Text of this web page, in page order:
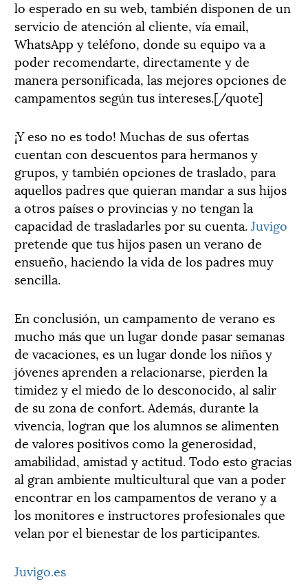
lo esperado en su web, también disponen de un
servicio de atención al cliente, vía email,
WhatsApp y teléfono, donde su equipo va a
poder recomendarte, directamente y de
manera personificada, las mejores opciones de
campamentos según tus intereses.[/quote]
¡Y eso no es todo! Muchas de sus ofertas
cuentan con descuentos para hermanos y
grupos, y también opciones de traslado, para
aquellos padres que quieran mandar a sus hijos
a otros países o provincias y no tengan la
capacidad de trasladarles por su cuenta.Juvigo
pretende que tus hijos pasen un verano de
ensueño, haciendo la vida de los padres muy
sencilla.
En conclusión, un campamento de verano es
mucho más que un lugar donde pasar semanas
de vacaciones, es un lugar donde los niños y
jóvenes aprenden a relacionarse, pierden la
timidez y el miedo de lo desconocido, al salir
de su zona de confort. Además, durante la
vivencia, logran que los alumnos se alimenten
de valores positivos como la generosidad,
amabilidad, amistad y actitud. Todo esto gracias
al gran ambiente multicultural que van a poder
encontrar en los campamentos de verano y a
los monitores e instructores profesionales que
velan por el bienestar de los participantes.
Juvigo.es